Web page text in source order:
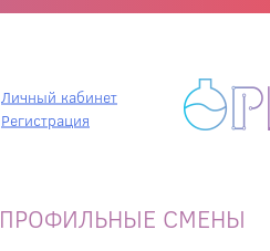
Личный кабинет
Регистрация
ПРОФИЛЬНЫЕ СМЕНЫ